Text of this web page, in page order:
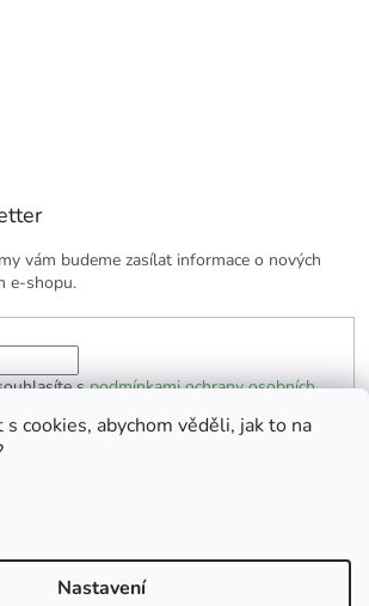
s cookies, abychom věděli, jak to na
Nastavení
vám budeme zasílat informace o nových
e-shopu.
spodmínkami ochrany osobních